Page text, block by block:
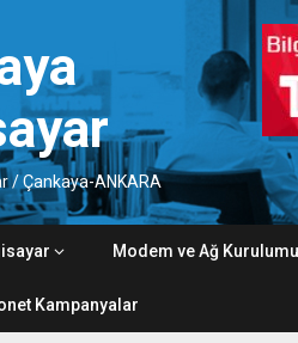
/ Çankaya-ANKARA
Modem ve Ağ Kurulumu
Kampanyalar